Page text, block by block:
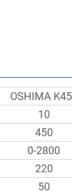
OSHIMA
10
450
0-2800
220
50